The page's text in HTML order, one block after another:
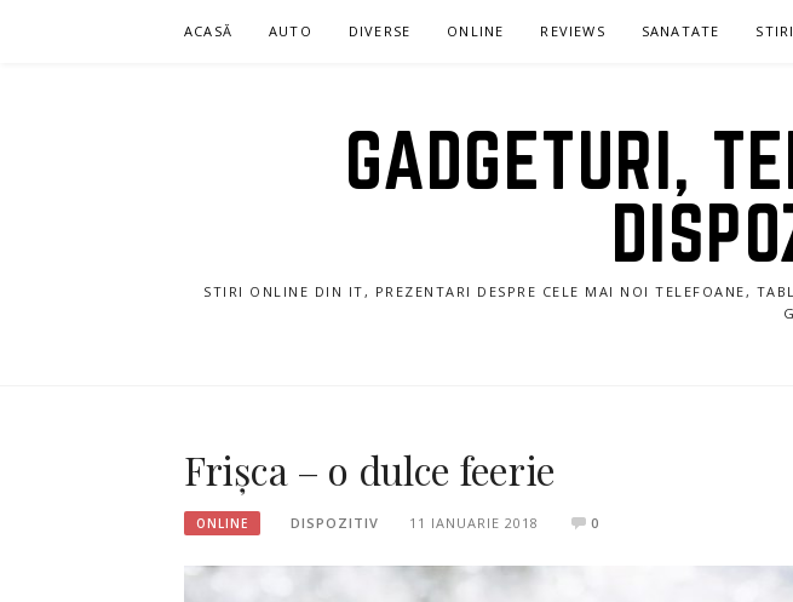
ACASĂ AUTO DIVERSE ONLINE REVIEWS SANATATE
GADGETURI,
STIRI ONLINE DIN IT, PREZENTARI DESPRE CELE MAI NOI TELEFOANE,
Frișca – o dulce feerie
ONLINE DISPOZITIV 11 IANUARIE 2018 0